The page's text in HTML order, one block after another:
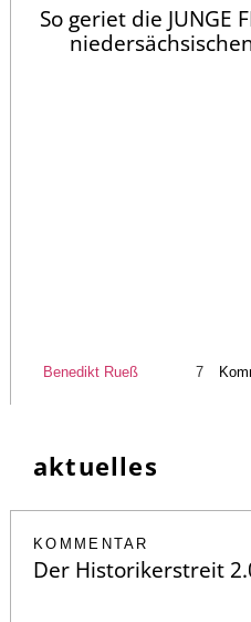
So geriet die JUNGE
Benedikt Rueß 7
aktuelles
KOMMENTAR
Der Historikerstreit